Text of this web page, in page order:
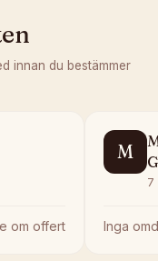
innan du bestämmer
om offert
M
7
Inga